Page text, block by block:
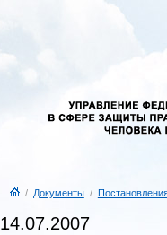
/ Документы/
14.07.2007